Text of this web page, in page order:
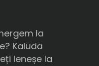
la
Kaluda
leneșe la